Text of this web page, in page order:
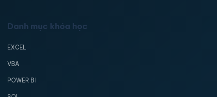
Danh mục khóa học
EXCEL
VBA
POWER BI